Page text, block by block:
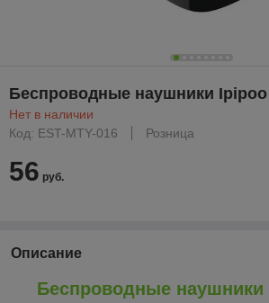
Беспроводные наушники Ipipoo
Нет в наличии
Код: EST-MTY-016
Розница
56 руб.
Описание
Беспроводные наушники